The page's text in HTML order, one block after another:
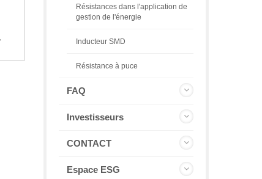
Résistances dans l'application de
gestion de l'énergie
Inducteur SMD
Résistance à puce
FAQ
Investisseurs
CONTACT
Espace ESG